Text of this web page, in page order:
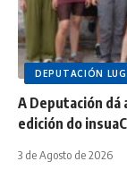
DEPUTACIÓN
A Deputación dá
edición do
3 de Agosto de 2026